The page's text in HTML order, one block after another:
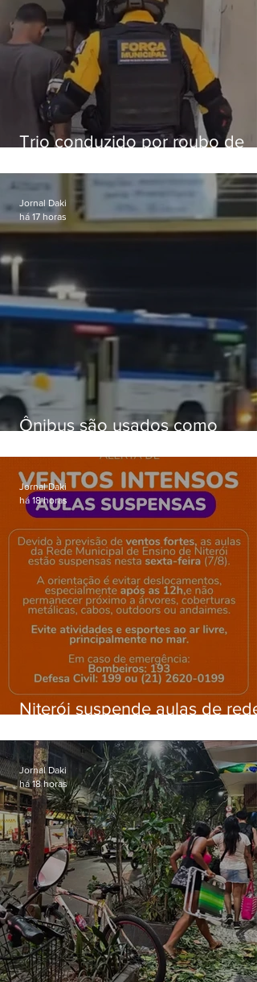
Trio conduzido por roubo de
passagens
Ônibus são usados como
Gardênia Azul
Jornal Daki
há 17 horas
Niterói suspende aulas de rede
ventos fortes nesta sexta (7)
Jornal Daki
há 18 horas
Jornal Daki
há 18 horas